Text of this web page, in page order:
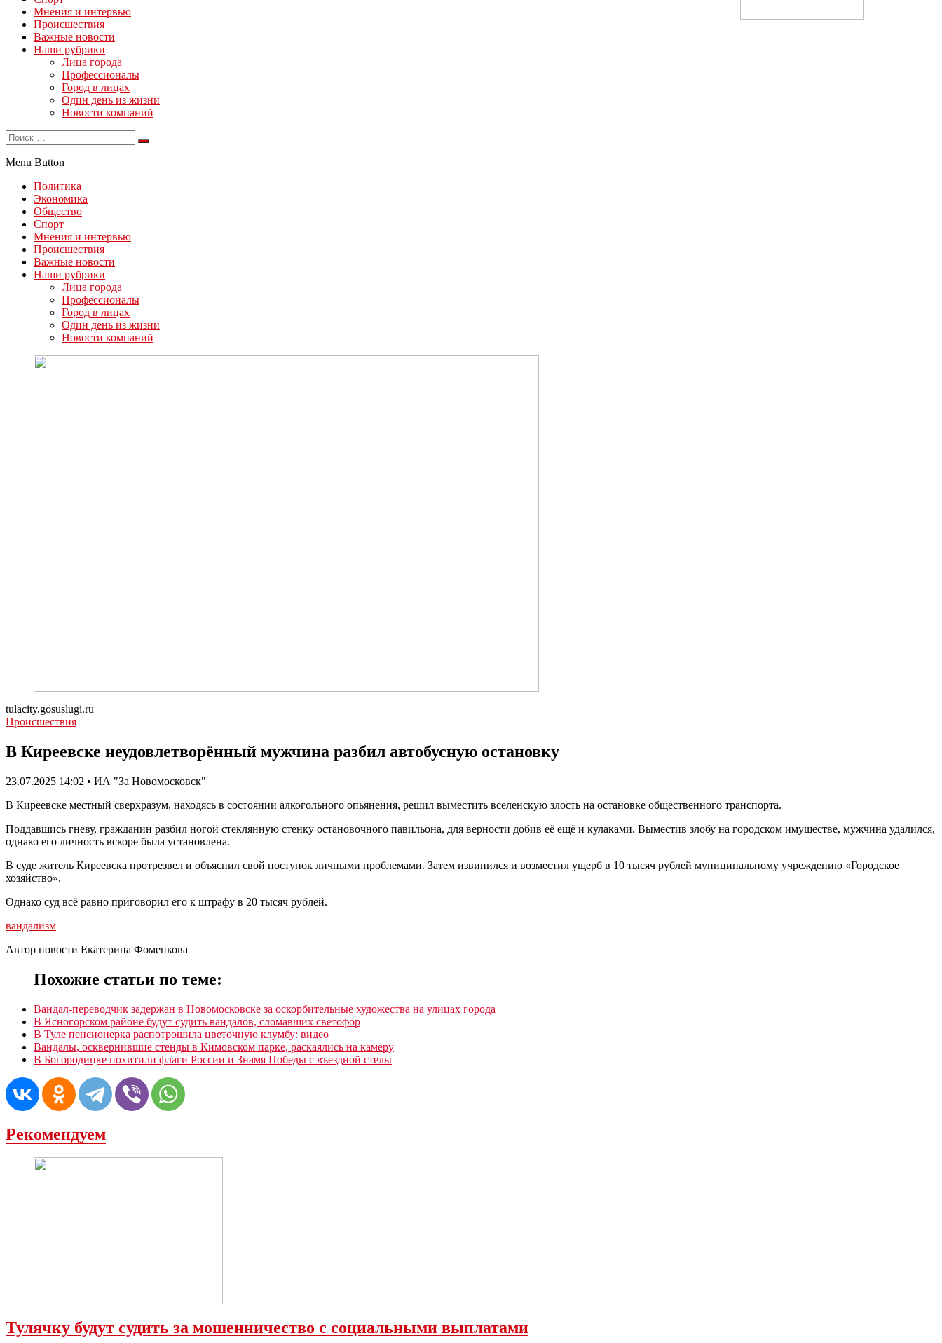
Мнения и интервью
Происшествия
Важные новости
Наши рубрики
Лица города
Профессионалы
Город в лицах
Один день из жизни
Новости компаний
Menu Button
Политика
Экономика
Общество
Спорт
Мнения и интервью
Происшествия
Важные новости
Наши рубрики
Лица города
Профессионалы
Город в лицах
Один день из жизни
Новости компаний
tulacity.gosuslugi.ru
Происшествия
В Киреевске неудовлетворённый мужчина разбил автобусную остановку
23.07.2025 14:02 • ИА "За Новомосковск"
В Киреевске местный сверхразум, находясь в состоянии алкогольного опьянения, решил выместить вселенскую злость на остановке общественного транспорта.
Поддавшись гневу, гражданин разбил ногой стеклянную стенку остановочного павильона, для верности добив её ещё и кулаками. Выместив злобу на городском имуществе, мужчина удалился,
однако его личность вскоре была установлена.
В суде житель Киреевска протрезвел и объяснил свой поступок личными проблемами. Затем извинился и возместил ущерб в 10 тысяч рублей муниципальному учреждению «Городское
хозяйство».
Однако суд всё равно приговорил его к штрафу в 20 тысяч рублей.
вандализм
Автор новости Екатерина Фоменкова
Похожие статьи по теме:
Вандал-переводчик задержан в Новомосковске за оскорбительные художества на улицах города
В Ясногорском районе будут судить вандалов, сломавших светофор
В Туле пенсионерка распотрошила цветочную клумбу: видео
Вандалы, осквернившие стенды в Кимовском парке, раскаялись на камеру
В Богородицке похитили флаги России и Знамя Победы с въездной стелы
Рекомендуем
Тулячку будут судить за мошенничество с социальными выплатами